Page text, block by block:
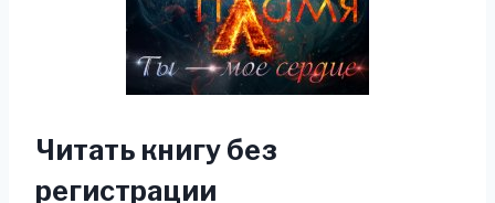
Читать книгу без
регистрации